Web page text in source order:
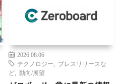
2026.08.06
テクノロジー
プレスリリースな
ど
動向/展望